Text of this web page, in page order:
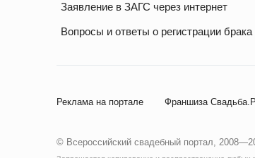
Заявление в ЗАГС через интернет
Вопросы и ответы о регистрации брака
Реклама на портале Франшиза
© Всероссийский свадебный портал,